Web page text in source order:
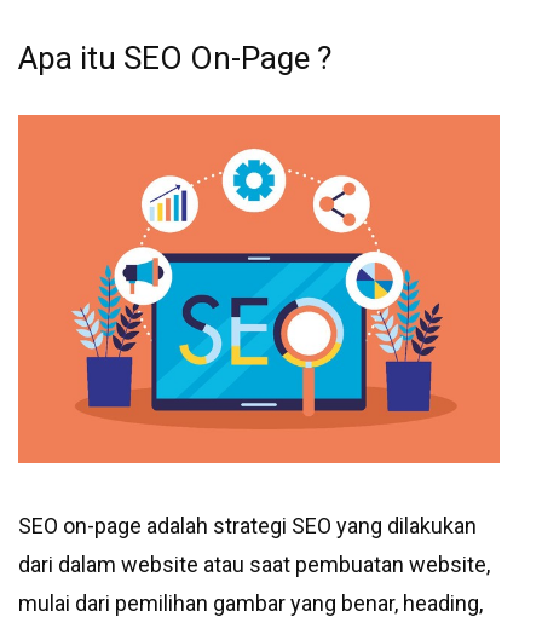
Apa itu SEO On-Page ?
SEO on-page adalah strategi SEO yang dilakukan
dari dalam website atau saat pembuatan website,
mulai dari pemilihan gambar yang benar, heading,